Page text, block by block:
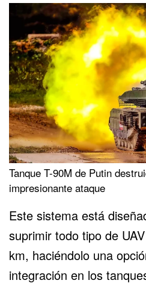
Tanque T-90M de Putin
impresionante ataque
Este sistema está
suprimir todo tipo de
km, haciéndolo una
integración en los